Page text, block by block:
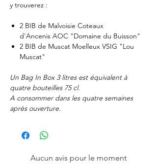
y trouverez :
2 BIB de Malvoisie Coteaux
d'Ancenis AOC "Domaine du Buisson"
2 BIB de Muscat Moelleux VSIG "Lou
Muscat"
Un Bag In Box 3 litres est équivalent à
quatre bouteilles 75 cl.
A consommer dans les quatre semaines
après ouverture.
Aucun avis pour le moment